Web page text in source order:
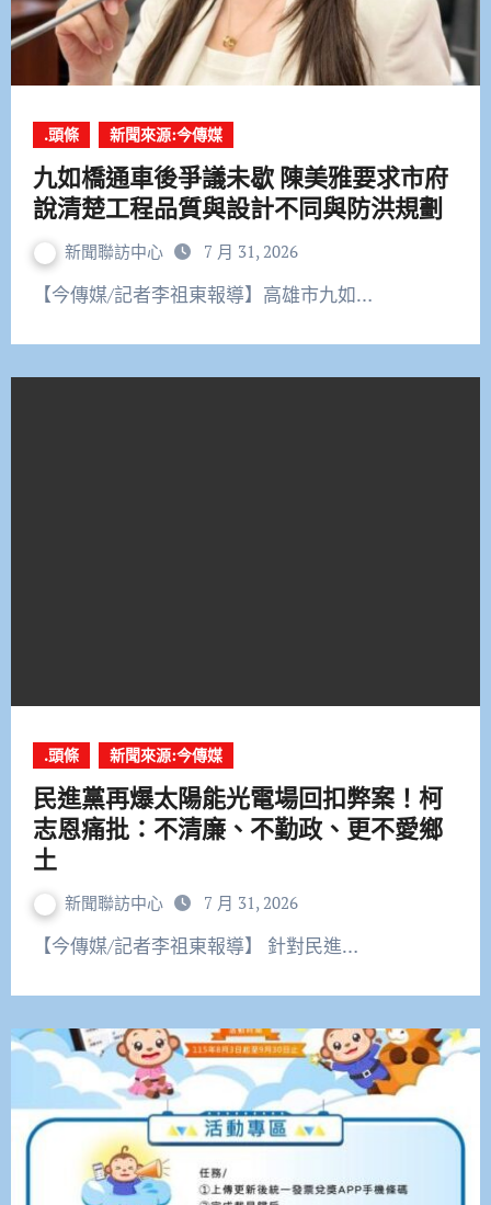
.頭條 新聞來源:今傳媒
九如橋通車後爭議未歇 陳美雅要求市府
說清楚工程品質與設計不同與防洪規劃
新聞聯訪中心 7 月 31, 2026
【今傳媒/記者李祖東報導】高雄市九如…
.頭條 新聞來源:今傳媒
民進黨再爆太陽能光電場回扣弊案！柯
志恩痛批：不清廉、不勤政、更不愛鄉
土
新聞聯訪中心 7 月 31, 2026
【今傳媒/記者李祖東報導】 針對民進…